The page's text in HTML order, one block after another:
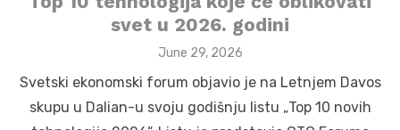
svet u 2026. godini
Posted
June 29, 2026
Svetski ekonomski forum objavio je na Letnjem Davos
skupu u Dalian-u svoju godišnju listu „Top 10 novih